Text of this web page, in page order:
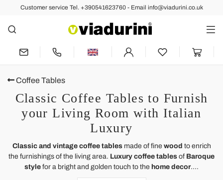
Customer service Tel. +390541623760 - Email info@viadurini.co.uk
Coffee Tables
Classic Coffee Tables to Furnish
your Living Room with Italian
Luxury
Classic and vintage coffee tablesmade of fine wood to enrich
the furnishings of the living area. Luxury coffee tables of Baroque
style for a bright and golden touch to the home decor....